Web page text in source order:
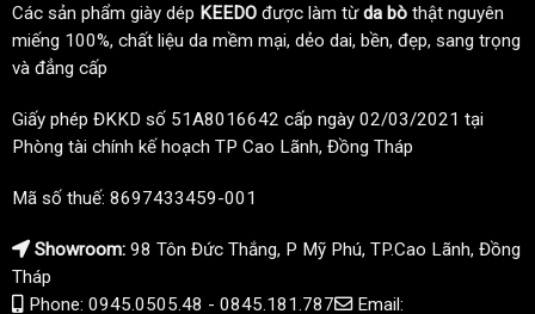
Các sản phẩm giày dép KEEDO được làm từda bò thật nguyên
miếng 100%, chất liệu da mềm mại, dẻo dai, bền, đẹp, sang trọng
và đẳng cấp
Giấy phép ĐKKD số 51A8016642 cấp ngày 02/03/2021 tại
Phòng tài chính kế hoạch TP Cao Lãnh, Đồng Tháp
Mã số thuế: 8697433459-001
Showroom: 98 Tôn Đức Thắng, P Mỹ Phú, TP.Cao Lãnh, Đồng
Tháp
Phone: 0945.0505.48 - 0845.181.787
Email: